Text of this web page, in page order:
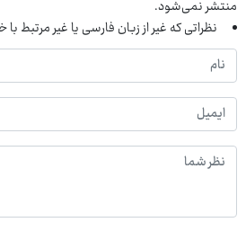
منتشر نمی‌شود.
نظراتی که غیر از زبان فارسی یا غیر مرتبط